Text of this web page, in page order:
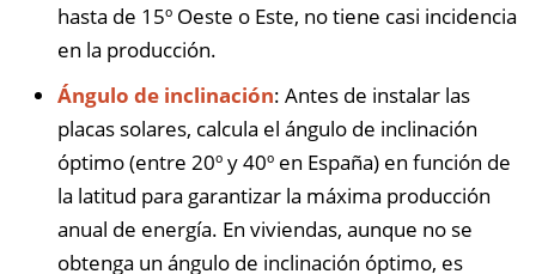
hasta de 15º Oeste o Este, no tiene casi incidencia
en la producción.
Ángulo de inclinación: Antes de instalar las
placas solares, calcula el ángulo de inclinación
óptimo (entre 20º y 40º en España) en función de
la latitud para garantizar la máxima producción
anual de energía. En viviendas, aunque no se
obtenga un ángulo de inclinación óptimo, es